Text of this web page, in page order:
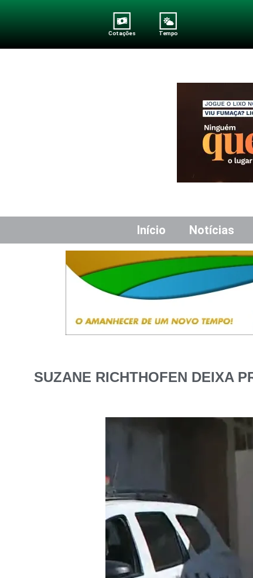
Cotações Tempo
Início Notícias
SUZANE RICHTHOFEN DEIXA